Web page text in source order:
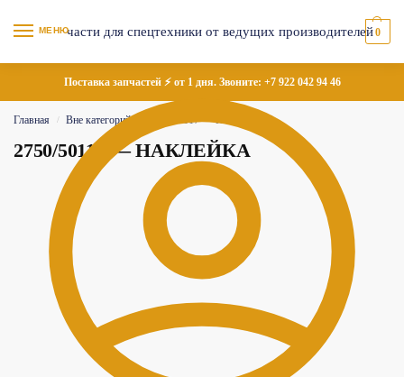
МЕНЮ 0
Поставка запчастей ⚡ от 1 дня. Звоните: +7 922 042 94 46
Главная / Вне категорий 2750/50117 — НАКЛЕЙКА
2750/50117 — НАКЛЕЙКА